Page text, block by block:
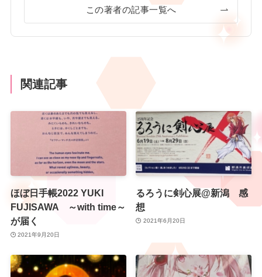
この著者の記事一覧へ
関連記事
ほぼ日手帳2022 YUKI
FUJISAWA ～with time～
が届く
2021年9月20日
るろうに剣心展@新潟 感
想
2021年6月20日